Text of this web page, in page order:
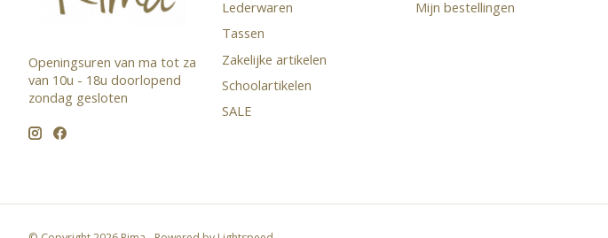
Openingsuren van ma tot za
van 10u - 18u doorlopend ​
zondag gesloten
Lederwaren
Tassen
Zakelijke artikelen
Schoolartikelen
SALE
Mijn bestellingen